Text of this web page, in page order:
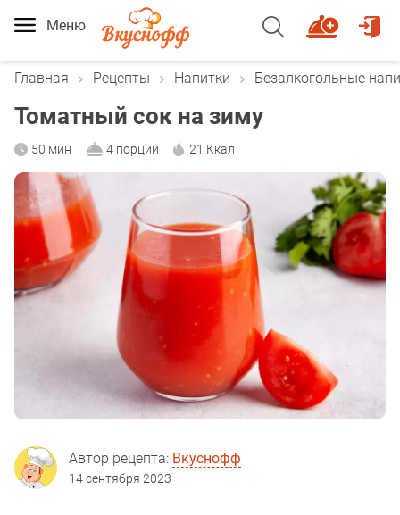
Меню
Главная Рецепты Напитки Безалкогольные
Томатный сок на зиму
50 мин 4 порции 21 Ккал
Автор рецепта: Вкуснофф
14 сентября 2023